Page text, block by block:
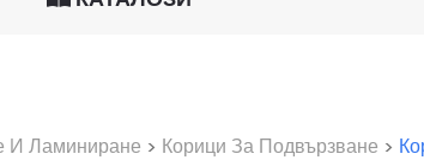
И Ламиниране > Корици За Подвързване >